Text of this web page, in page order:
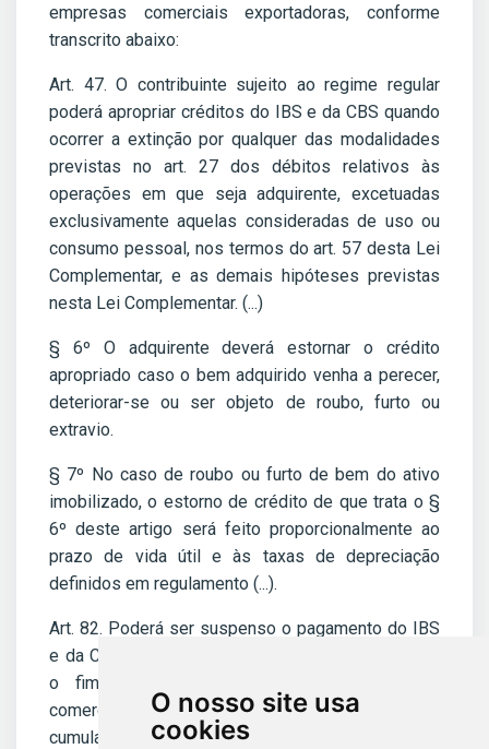
O nosso site usa
cookies
empresas comerciais exportadoras, conforme
transcrito abaixo:
Art. 47. O contribuinte sujeito ao regime regular
poderá apropriar créditos do IBS e da CBS quando
ocorrer a extinção por qualquer das modalidades
previstas no art. 27 dos débitos relativos às
operações em que seja adquirente, excetuadas
exclusivamente aquelas consideradas de uso ou
consumo pessoal, nos termos do art. 57 desta Lei
Complementar, e as demais hipóteses previstas
nesta Lei Complementar. (...)
§ 6º O adquirente deverá estornar o crédito
apropriado caso o bem adquirido venha a perecer,
deteriorar-se ou ser objeto de roubo, furto ou
extravio.
§ 7º No caso de roubo ou furto de bem do ativo
imobilizado, o estorno de crédito de que trata o §
6º deste artigo será feito proporcionalmente ao
prazo de vida útil e às taxas de depreciação
definidos em regulamento (...).
Art. 82. Poderá ser suspenso o pagamento do IBS
e da CBS no fornecimento de bens materiais com
o fim específico de exportação a empresa
comercial exportadora que atenda
cumulativamente aos seguintes requisitos: (...)